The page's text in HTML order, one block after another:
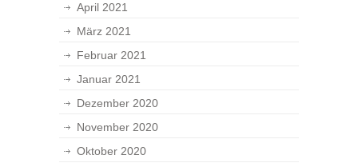
April 2021
März 2021
Februar 2021
Januar 2021
Dezember 2020
November 2020
Oktober 2020